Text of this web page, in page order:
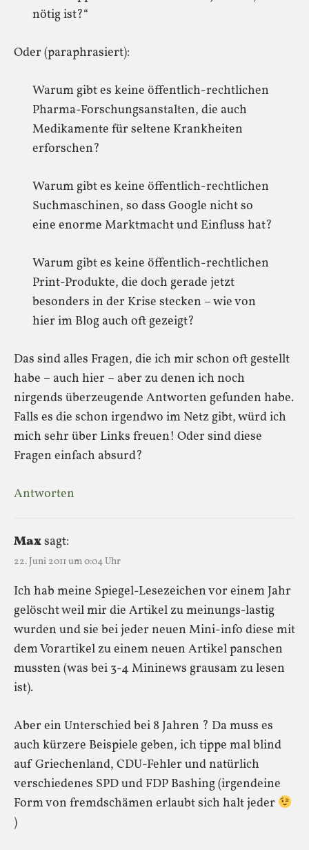
nötig ist?“
Oder (paraphrasiert):
Warum gibt es keine öffentlich-rechtlichen
Pharma-Forschungsanstalten, die auch
Medikamente für seltene Krankheiten
erforschen?
Warum gibt es keine öffentlich-rechtlichen
Suchmaschinen, so dass Google nicht so
eine enorme Marktmacht und Einfluss hat?
Warum gibt es keine öffentlich-rechtlichen
Print-Produkte, die doch gerade jetzt
besonders in der Krise stecken – wie von
hier im Blog auch oft gezeigt?
Das sind alles Fragen, die ich mir schon oft gestellt
habe – auch hier – aber zu denen ich noch
nirgends überzeugende Antworten gefunden habe.
Falls es die schon irgendwo im Netz gibt, würd ich
mich sehr über Links freuen! Oder sind diese
Fragen einfach absurd?
Antworten
Maxsagt:
22. Juni 2011 um 0:04 Uhr
Ich hab meine Spiegel-Lesezeichen vor einem Jahr
gelöscht weil mir die Artikel zu meinungs-lastig
wurden und sie bei jeder neuen Mini-info diese mit
dem Vorartikel zu einem neuen Artikel panschen
mussten (was bei 3-4 Mininews grausam zu lesen
ist).
Aber ein Unterschied bei 8 Jahren ? Da muss es
auch kürzere Beispiele geben, ich tippe mal blind
auf Griechenland, CDU-Fehler und natürlich
verschiedenes SPD und FDP Bashing (irgendeine
Form von fremdschämen erlaubt sich halt jeder
)